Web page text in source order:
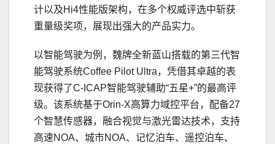
计以及Hi4性能版架构，在多个权威评选中斩获
重量级奖项，展现出强大的产品实力。
以智能驾驶为例，魏牌全新蓝山搭载的第三代智
能驾驶系统Coffee Pilot Ultra，凭借其卓越的表
现获得了C-ICAP智能驾驶辅助“五星+”的最高评
级。该系统基于Orin-X高算力域控平台，配备27
个智慧传感器，融合视觉与激光雷达技术，支持
高速NOA、城市NOA、记忆泊车、遥控泊车、